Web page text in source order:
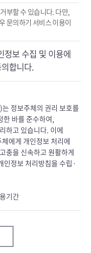
부할 수 있습니다. 다만,
문의하기 서비스 이용이
정보 수집 및 이용에
합니다.
정보주체의 권리 보호를
한 바를 준수하여,
하고 있습니다. 이에
에게 개인정보 처리에
충을 신속하고 원활하게
인정보 처리방침을 수립·
기간